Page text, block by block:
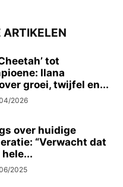
ARTIKELEN
tot
Ilana
groei, twijfel en...
2026
over huidige
“Verwacht dat
hele...
2025